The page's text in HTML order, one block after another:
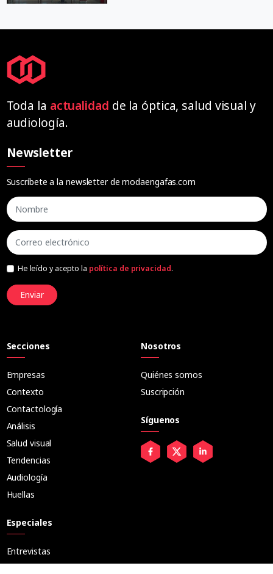
Toda la actualidad de la óptica, salud visual y
audiología.
Newsletter
Suscríbete a la newsletter de modaengafas.com
He leído y acepto la política de privacidad.
Enviar
Secciones
Empresas
Contexto
Contactología
Análisis
Salud visual
Tendencias
Audiología
Huellas
Especiales
Entrevistas
Nosotros
Quiénes somos
Suscripción
Síguenos